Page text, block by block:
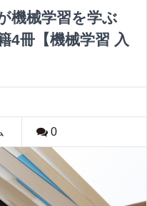
機械学習を学ぶ
4冊【機械学習 入
0